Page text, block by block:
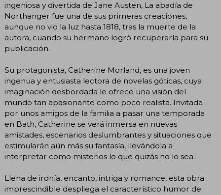
ingeniosa y divertida de Jane Austen, La abadía de
Northanger fue una de sus primeras creaciones,
aunque no vio la luz hasta 1818, tras la muerte de la
autora, cuando su hermano logró recuperarla para su
publicación.
Su protagonista, Catherine Morland, es una joven
ingenua y entusiasta lectora de novelas góticas, cuya
imaginación desbordada le ofrece una visión del
mundo tan apasionante como poco realista. Invitada
por unos amigos de la familia a pasar una temporada
en Bath, Catherine se verá inmersa en nuevas
amistades, escenarios deslumbrantes y situaciones que
estimularán aún más su fantasía, llevándola a
interpretar como misterios lo que quizás no lo sea.
Llena de ironía, encanto, intriga y romance, esta obra
imprescindible despliega el característico humor de